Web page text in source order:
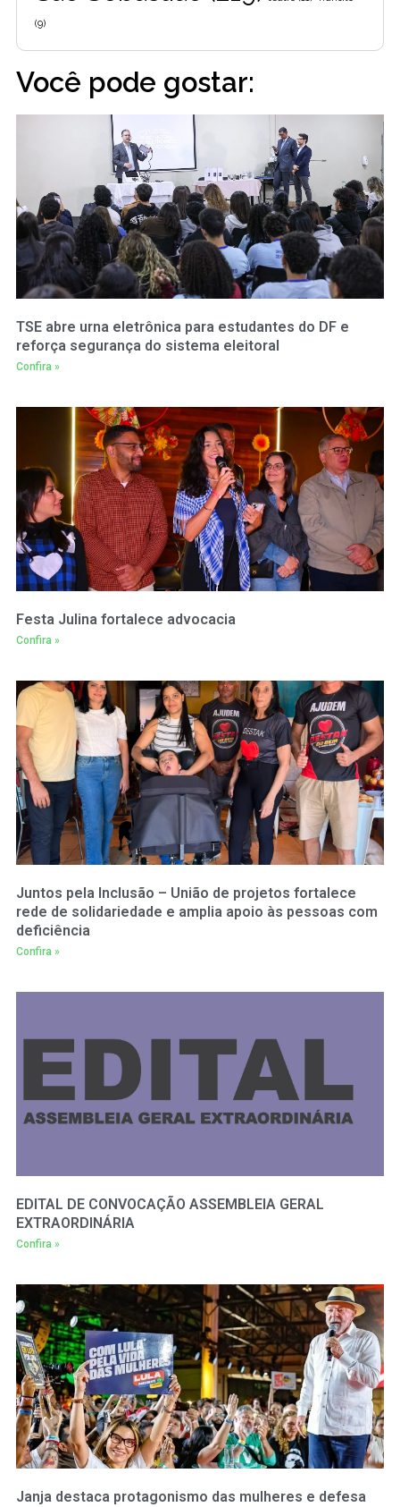
(9)
Você pode gostar:
TSE abre urna eletrônica para estudantes do DF e
reforça segurança do sistema eleitoral
Confira »
Festa Julina fortalece advocacia
Confira »
Juntos pela Inclusão – União de projetos fortalece
rede de solidariedade e amplia apoio às pessoas com
deficiência
Confira »
EDITAL DE CONVOCAÇÃO ASSEMBLEIA GERAL
EXTRAORDINÁRIA
Confira »
Janja destaca protagonismo das mulheres e defesa